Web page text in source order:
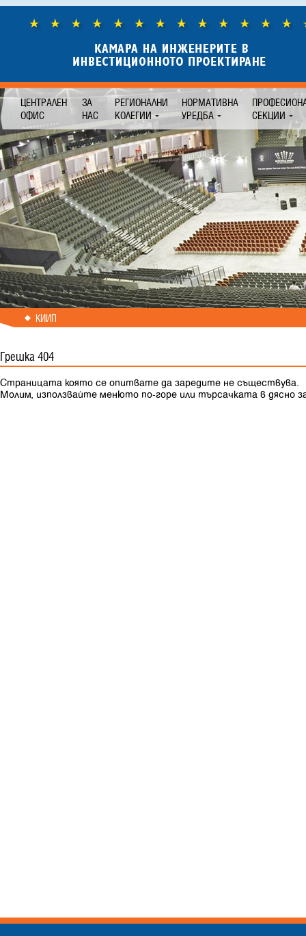
ЦЕНТРАЛЕН
ОФИС
ЗА
НАС
РЕГИОНАЛНИ
КОЛЕГИИ
НОРМАТИВНА
УРЕДБА
СЕКЦИИ
КИИП
Грешка404
Страницата която се опитвате да заредите не съществува.
Молим, използвайте менюто по-горе или търсачката в дясно